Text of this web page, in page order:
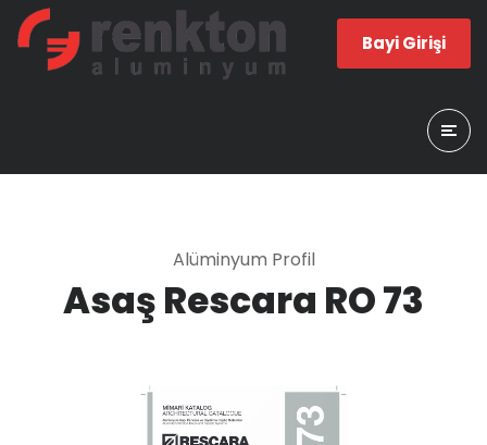
Bayi Girişi
Alüminyum Profil
Asaş Rescara RO 73